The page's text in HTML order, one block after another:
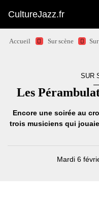
CultureJazz.fr
Accueil Sur scène
SUR
Les
Encore une soirée au
trois musiciens qui
Mardi 6